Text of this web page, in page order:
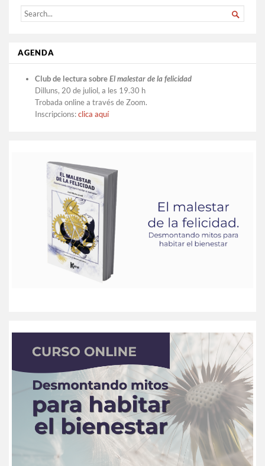
SEARCH
FOR...

AGENDA
Club de lectura sobreEl malestar de la felicidad
Dilluns, 20 de juliol, a les 19.30 h
Trobada online a través de Zoom.
Inscripcions:clica aquí